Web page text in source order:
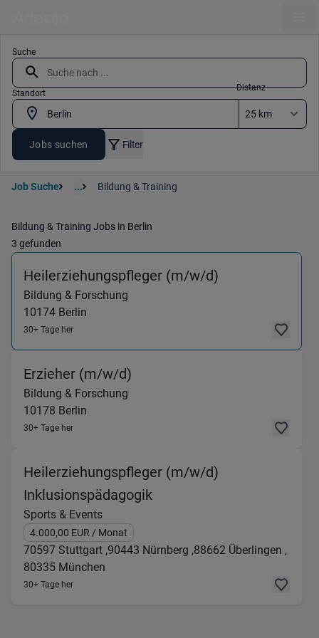
Suche
Standort
Distanz
Jobs suchen Filter
Job Suche ... Bildung & Training
Bildung & Training Jobs in Berlin
3 gefunden
Heilerziehungspfleger (m/w/d)
Bildung & Forschung
10174 Berlin
30+ Tage her
Erzieher (m/w/d)
Bildung & Forschung
10178 Berlin
30+ Tage her
Heilerziehungspfleger (m/w/d)
Inklusionspädagogik(Sports & Events) in
Sports & Events
4.000,00 EUR / Monat
70597 Stuttgart ,90443 Nürnberg ,88662 Überlingen ,
80335 München
30+ Tage her